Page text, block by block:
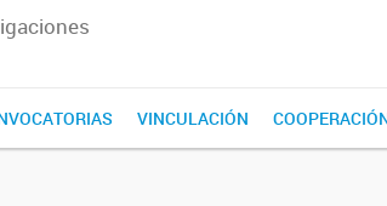
VINCULACIÓN